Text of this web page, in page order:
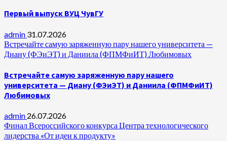
Первый выпуск ВУЦ ЧувГУ
admin 31.07.2026
Встречайте самую заряженную пару нашего университета —
Диану (ФЭиЭТ) и Даниила (ФПМФиИТ) Любимовых
Встречайте самую заряженную пару нашего
университета — Диану (ФЭиЭТ) и Даниила (ФПМФиИТ)
Любимовых
admin 26.07.2026
Финал Всероссийского конкурса Центра технологического
лидерства «От идеи к продукту»